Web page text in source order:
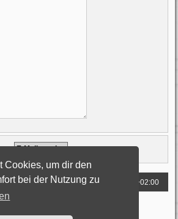
Cookies, um dir den
bei der Nutzung zu
Alle Zeiten sind UTC+02:00
phpBB.de